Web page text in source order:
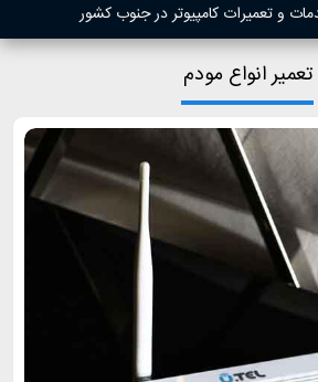
و تعمیرات کامپیوتر در جنوب کشور
تعمیر انواع مودم